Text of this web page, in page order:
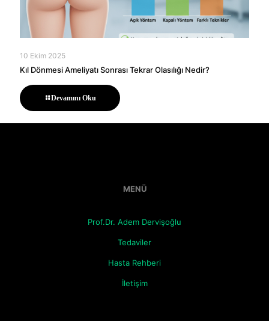
10 Ekim 2025
Kıl Dönmesi Ameliyatı Sonrası Tekrar Olasılığı Nedir?
Devamını Oku
MENÜ
Prof.Dr. Adem Dervişoğlu
Tedaviler
Hasta Rehberi
İletişim